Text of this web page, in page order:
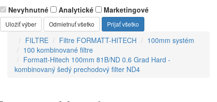
Nevyhnutné
Analytické Marketingové
Uložiť výber Odmietnuť všetko Prijať všetko
FILTRE Filtre FORMATT-HITECH
100mm systém
100 kombinované filtre
Formatt-Hitech 100mm 81B/ND 0.6 Grad Hard -
kombinovaný šedý prechodový filter ND4